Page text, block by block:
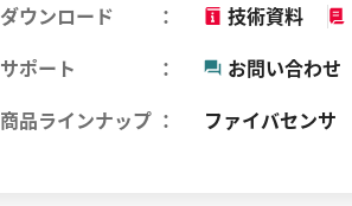
ダウンロード 技術資料
サポート
お問い合わせ
商品ラインナップ
ファイバセンサ